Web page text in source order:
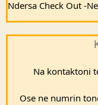
Ndersa Check Out -
Na kontaktoni
Ose ne numrin